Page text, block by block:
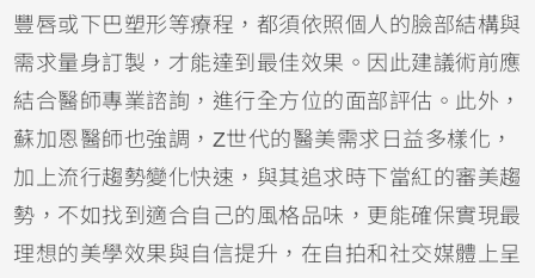
豐唇或下巴塑形等療程，都須依照個人的臉部結構與
需求量身訂製，才能達到最佳效果。因此建議術前應
結合醫師專業諮詢，進行全方位的面部評估。此外，
蘇加恩醫師也強調，Z世代的醫美需求日益多樣化，
加上流行趨勢變化快速，與其追求時下當紅的審美趨
勢，不如找到適合自己的風格品味，更能確保實現最
理想的美學效果與自信提升，在自拍和社交媒體上呈